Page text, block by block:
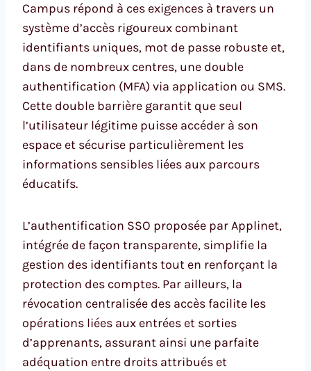
Campus répond à ces exigences à travers un
système d’accès rigoureux combinant
identifiants uniques, mot de passe robuste et,
dans de nombreux centres, une double
authentification (MFA) via application ou SMS.
Cette double barrière garantit que seul
l’utilisateur légitime puisse accéder à son
espace et sécurise particulièrement les
informations sensibles liées aux parcours
éducatifs.
L’authentification SSO proposée par Applinet,
intégrée de façon transparente, simplifie la
gestion des identifiants tout en renforçant la
protection des comptes. Par ailleurs, la
révocation centralisée des accès facilite les
opérations liées aux entrées et sorties
d’apprenants, assurant ainsi une parfaite
adéquation entre droits attribués et